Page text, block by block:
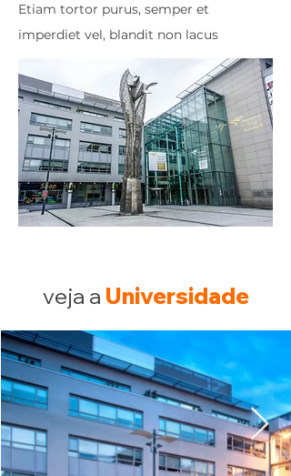
Etiam tortor purus, semper et
imperdiet vel, blandit non lacus
veja a Universidade